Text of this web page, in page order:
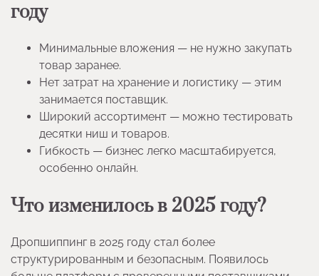
году
Минимальные вложения — не нужно закупать
товар заранее.
Нет затрат на хранение и логистику — этим
занимается поставщик.
Широкий ассортимент — можно тестировать
десятки ниш и товаров.
Гибкость — бизнес легко масштабируется,
особенно онлайн.
Что изменилось в 2025 году?
Дропшиппинг в 2025 году стал более
структурированным и безопасным. Появилось